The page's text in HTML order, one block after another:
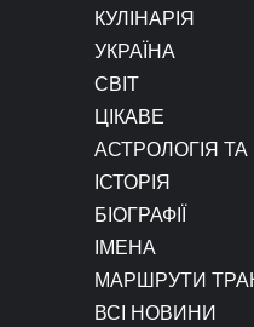
КУЛІНАРІЯ
УКРАЇНА
СВІТ
ЦІКАВЕ
АСТРОЛОГІЯ
ІСТОРІЯ
БІОГРАФІЇ
ІМЕНА
МАРШРУТИ
ВСІ НОВИНИ